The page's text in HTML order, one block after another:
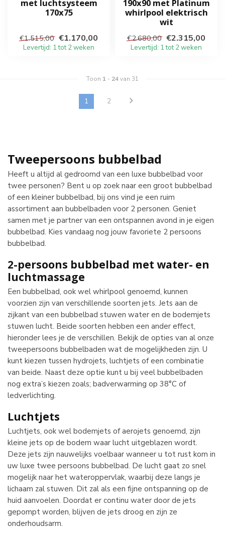
met luchtsysteem
170x75
€1.515,00 €1.170,00
Levertijd: 1 tot 2 weken
190x90 met Platinum
whirlpool elektrisch
wit
€2.680,00 €2.315,00
Levertijd: 1 tot 2 weken
Toon 1 - 24van 31
1 2
Tweepersoons bubbelbad
Heeft u altijd al gedroomd van een luxe bubbelbad voor
twee personen? Bent u op zoek naar een groot bubbelbad
of een kleiner bubbelbad, bij ons vind je een ruim
assortiment aan bubbelbaden voor 2 personen. Geniet
samen met je partner van een ontspannen avond in je eigen
bubbelbad. Kies vandaag nog jouw favoriete 2 persoons
bubbelbad.
2-persoons bubbelbad met water- en
luchtmassage
Een bubbelbad, ook wel whirlpool genoemd, kunnen
voorzien zijn van verschillende soorten jets. Jets aan de
zijkant van een bubbelbad stuwen water en de bodemjets
stuwen lucht. Beide soorten hebben een ander effect,
hieronder lees je de verschillen. Bekijk de opties van al onze
tweepersoons bubbelbaden wat de mogelijkheden zijn. U
kunt kiezen tussen hydrojets, luchtjets of een combinatie
van beide. Naast deze optie kunt u bij veel bubbelbaden
nog extra’s kiezen zoals; badverwarming op 38°C of
ledverlichting.
Luchtjets
Luchtjets, ook wel bodemjets of aerojets genoemd, zijn
kleine jets op de bodem waar lucht uitgeblazen wordt.
Deze jets zijn nauwelijks voelbaar wanneer u tot rust kom in
uw luxe twee persoons bubbelbad. De lucht gaat zo snel
mogelijk naar het wateroppervlak, waarbij deze langs je
lichaam zal stuwen. Dit zal als een fijne ontspanning op de
huid aanvoelen. Doordat er continu water door de jets
gepompt worden, blijven de jets droog en zijn ze
onderhoudsarm.